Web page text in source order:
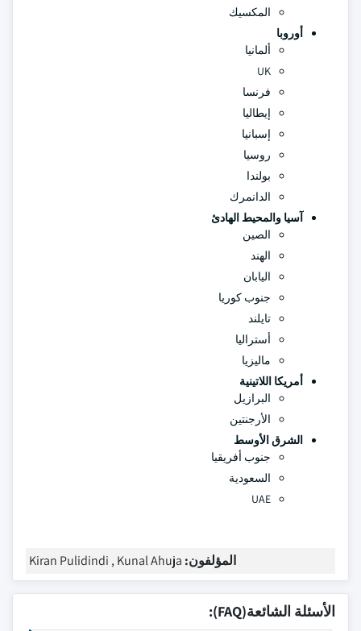
المكسيك
أوروبا
ألمانيا
UK
فرنسا
إيطاليا
إسبانيا
روسيا
بولندا
الدانمرك
آسيا والمحيط الهادئ
الصين
الهند
اليابان
جنوب كوريا
تايلند
أستراليا
ماليزيا
أمريكا اللاتينية
البرازيل
الأرجنتين
الشرق الأوسط
جنوب أفريقيا
السعودية
UAE
المؤلفون: Kiran Pulidindi , Kunal Ahuja
الأسئلة الشائعة(FAQ):